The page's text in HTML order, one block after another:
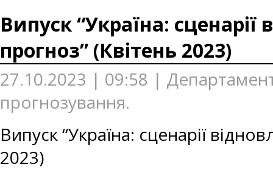
Випуск “Україна:
прогноз” (Квітень 2023)
27.10.2023 | 09:58 |
прогнозування.
Випуск “Україна: сценарії
2023)